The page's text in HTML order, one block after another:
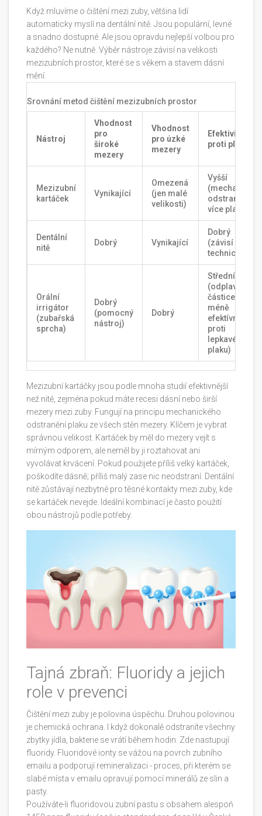
Když mluvíme o čištění mezi zuby, většina lidí
automaticky myslí na dentální nitě. Jsou populární, levné
a snadno dostupné. Ale jsou opravdu nejlepší volbou pro
každého? Ne nutně. Výběr nástroje závisí na velikosti
mezizubních prostor, které se s věkem a stavem dásní
mění.
Srovnání metod čištění mezizubních prostor
Nástroj
Vhodnost
pro
široké
mezery
Vhodnost
pro úzké
mezery
Efektivita
proti plaku
Mezizubní
kartáček
Vynikající
Omezená
(jen malé
velikosti)
Vyšší
(mechanicky
odstraní
více plaku)
Dentální
nitě
Dobrý Vynikající
Dobrý
(závisí na
technice)
Orální
irrigátor
(zubařská
sprcha)
Dobrý
(pomocný
nástroj)
Dobrý
Střední
(odplaví
částice,
méně
efektívní
proti
lepkavému
plaku)
Mezizubní kartáčky jsou podle mnoha studií efektivnější
než nitě, zejména pokud máte recesi dásní nebo širší
mezery mezi zuby. Fungují na principu mechanického
odstranění plaku ze všech stěn mezery. Klíčem je vybrat
správnou velikost. Kartáček by měl do mezery vejít s
mírným odporem, ale neměl by ji roztahovat ani
vyvolávat krvácení. Pokud použijete příliš velký kartáček,
poškodíte dásně; příliš malý zase nic neodstraní. Dentální
nitě zůstávají nezbytné pro těsné kontakty mezi zuby, kde
se kartáček nevejde. Ideální kombinací je často použití
obou nástrojů podle potřeby.
Tajná zbraň: Fluoridy a jejich
role v prevenci
Čištění mezi zuby je polovina úspěchu. Druhou polovinou
je chemická ochrana. I když dokonalě odstraníte všechny
zbytky jídla, bakterie se vrátí během hodin. Zde nastupují
fluoridy. Fluoridové ionty se vážou na povrch zubního
emailu a podporují remineralizaci - proces, při kterém se
slabé místa v emailu opravují pomocí minerálů ze slin a
pasty.
Používáte-li fluoridovou zubní pastu s obsahem alespoň